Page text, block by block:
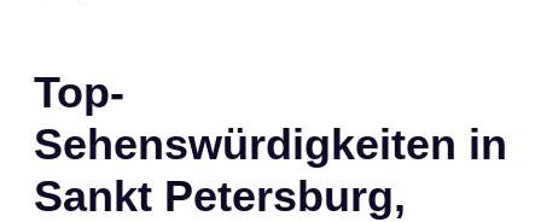
Top-
Sehenswürdigkeiten in
Sankt Petersburg,